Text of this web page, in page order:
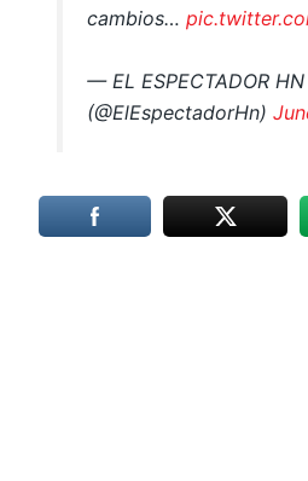
cambios…
— EL ESPECTADOR HN
(@ElEspectadorHn)